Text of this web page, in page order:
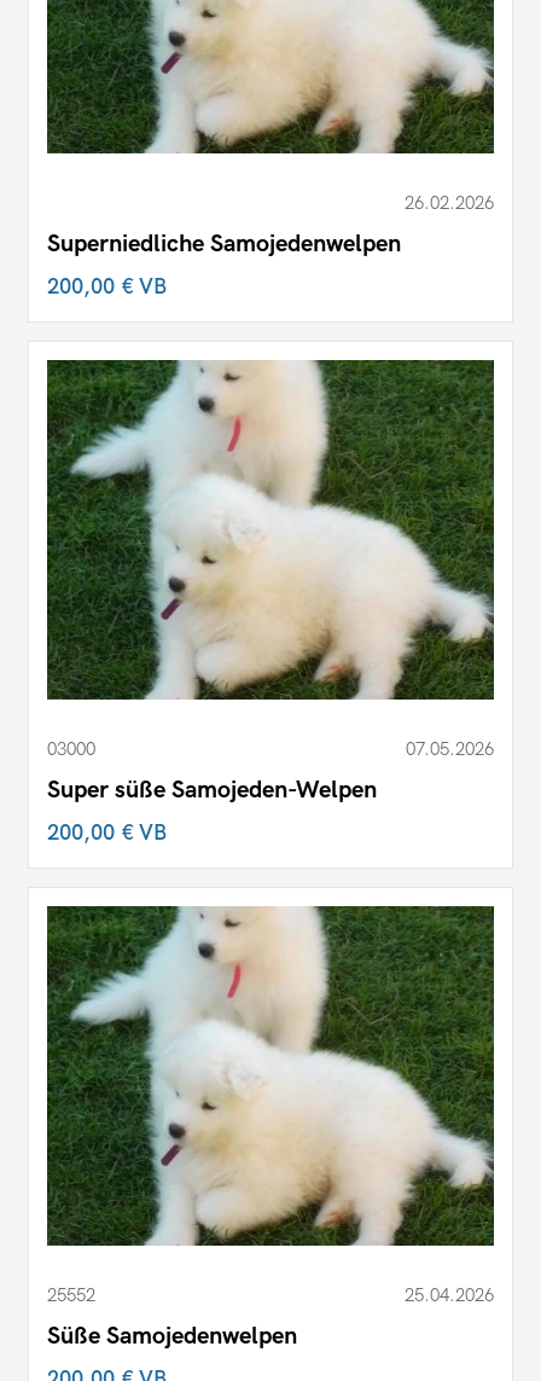
26.02.2026
Superniedliche Samojedenwelpen
200,00 €VB
03000 07.05.2026
Super süße Samojeden-Welpen
200,00 €VB
25552 25.04.2026
Süße Samojedenwelpen